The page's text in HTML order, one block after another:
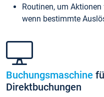
Routinen, um
wenn bestimmte
Buchungsmaschine
Direktbuchungen